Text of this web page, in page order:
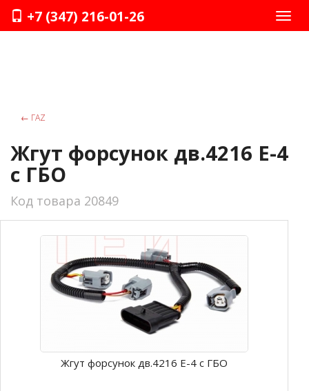
+7 (347) 216-01-26
← ГАZ
Жгут форсунок дв.4216 Е-4
с ГБО
Код товара 20849
Жгут форсунок дв.4216 Е-4 с ГБО